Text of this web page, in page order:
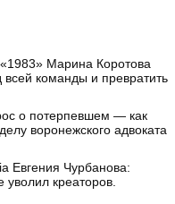
Марина Коротова
всей команды и превратить
о потерпевшем — как
воронежского адвоката
Евгения Чурбанова:
уволил креаторов.